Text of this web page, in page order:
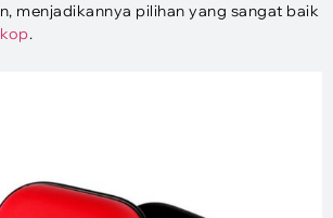
menjadikannya pilihan yang sangat baik
.